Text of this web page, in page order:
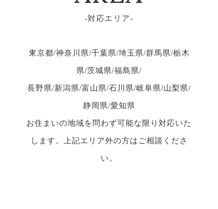
対応エリア
東京都/神奈川県/千葉県/埼玉県/群馬県/栃木
県/茨城県/福島県/
長野県/新潟県/富山県/石川県/岐阜県/山梨県/
静岡県/愛知県
お住まいの地域を問わず可能な限り対応いた
します。上記エリア外の方はご相談くださ
い。